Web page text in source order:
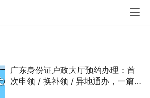
广东身份证户政大厅预约办理：首
次申领 / 换补领 / 异地通办，一篇搞